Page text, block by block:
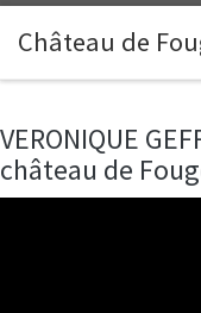
Skip to content
Château de
VERONIQUE
château de